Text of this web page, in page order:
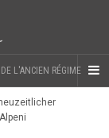
L'ANCIEN RÉGIME